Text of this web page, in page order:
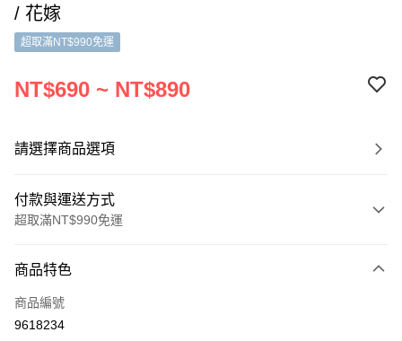
/ 花嫁
超取滿NT$990免運
NT$690 ~ NT$890
請選擇商品選項
付款與運送方式
超取滿NT$990免運
信用卡一次付款
超商取貨付款
商品特色
商品編號
9618234